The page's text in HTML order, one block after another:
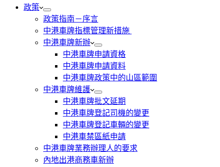
政策
政策指南－序言
中港車牌指標管理新措施
中港車牌新辦
中港車牌申請資格
中港車牌申請資料
中港車牌政策中的山區範圍
中港車牌維護
中港車牌批文延期
中港車牌登記司機的變更
中港車牌登記車輛的變更
中港車禁區紙申請
中港車牌業務辦理人的要求
內地出港商務車新辦